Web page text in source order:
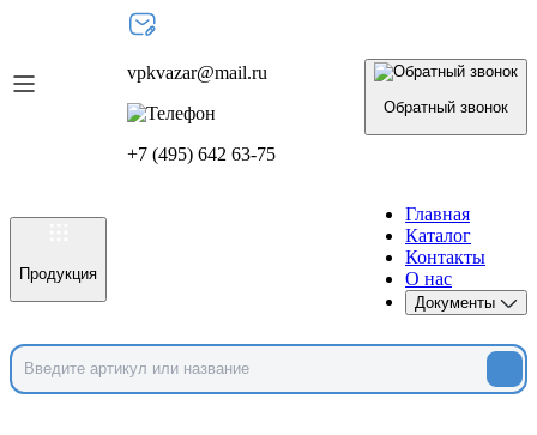
vpkvazar@mail.ru
+7 (495) 642 63-75
Обратный звонок
Продукция
Главная
Каталог
Контакты
О нас
Документы